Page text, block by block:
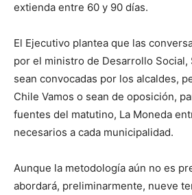
extienda entre 60 y 90 días.
El Ejecutivo plantea que las
por el ministro de Desarrollo Social,
sean convocadas por los alcaldes,
Chile Vamos o sean de oposición,
fuentes del matutino, La Moneda
necesarios a cada municipalidad.
Aunque la metodología aún no es
abordará, preliminarmente, nueve